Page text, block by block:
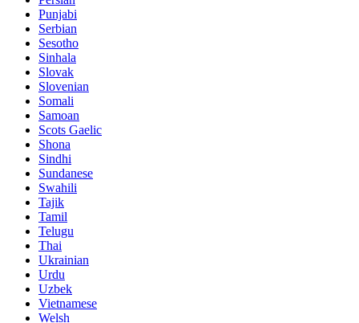
Punjabi
Serbian
Sesotho
Sinhala
Slovak
Slovenian
Somali
Samoan
Scots Gaelic
Shona
Sindhi
Sundanese
Swahili
Tajik
Tamil
Telugu
Thai
Ukrainian
Urdu
Uzbek
Vietnamese
Welsh